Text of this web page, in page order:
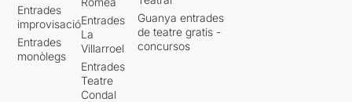
Entrades
improvisació
Entrades
monòlegs
Entrades
La
Villarroel
Entrades
Teatre
Condal
Guanya entrades
de teatre gratis -
concursos